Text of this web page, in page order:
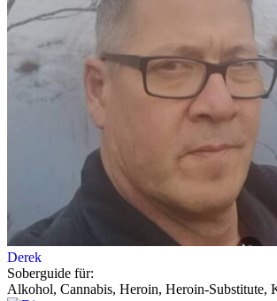
Derek
Soberguide für:
Alkohol, Cannabis, Heroin, Heroin-Substitute,